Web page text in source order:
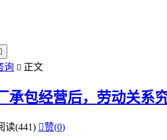
询  正文
承包经营后，劳动关系
读(441) 赞(0)